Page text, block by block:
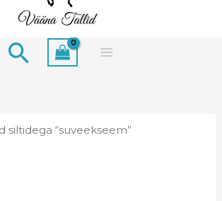
Search
siltidega “suveekseem”